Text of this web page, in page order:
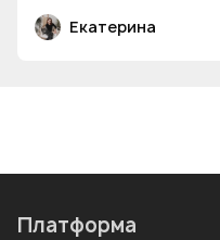
Екатерина
Платформа